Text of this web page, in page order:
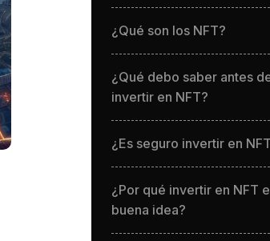
¿Qué son los NFT?
¿Qué debo saber antes
invertir en NFT?
¿Es seguro invertir en
¿Por qué invertir en NFT
buena idea?